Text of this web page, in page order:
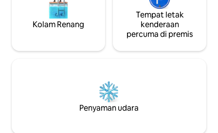
Kolam Renang
Tempat letak
kenderaan
percuma di premis
Penyaman udara